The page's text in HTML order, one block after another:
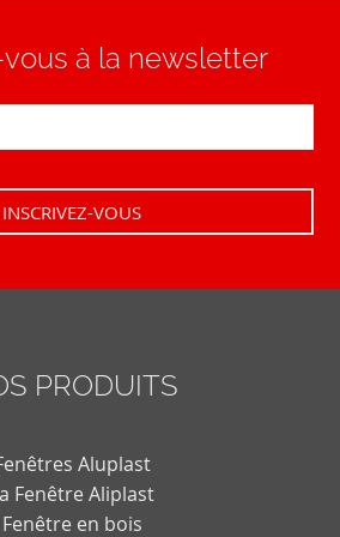
à la newsletter
PRODUITS
Aluplast
Fenêtre Aliplast
Fenêtre en bois